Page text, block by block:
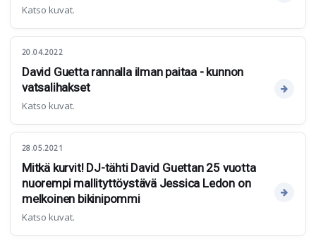
Katso kuvat.
20.04.2022
David Guetta rannalla ilman paitaa - kunnon
vatsalihakset
Katso kuvat.
28.05.2021
Mitkä kurvit! DJ-tähti David Guettan 25 vuotta
nuorempi mallityttöystävä Jessica Ledon on
melkoinen bikinipommi
Katso kuvat.